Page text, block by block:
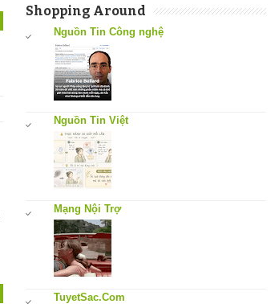
Shopping Around
Nguồn Tin Công nghệ
Nguồn Tin Việt
Mạng Nội Trợ
TuyetSac.Com